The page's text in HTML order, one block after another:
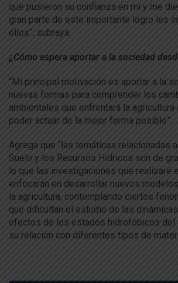
que pusieron su confianza en mí y me
gran parte de este importante logro les
ellos”, subraya.
¿Cómo espera aportar a la sociedad
“Mi principal motivación es aportar a la
nuevas formas para comprender los
ambientales que enfrentará la agricultura
poder actuar de la mejor forma posible”.
Agrega que “las temáticas relacionadas
Suelo y los Recursos Hídricos son de
lo que las investigaciones que realizaré
enfocarán en desarrollar nuevos
la agricultura, contemplando ciertos
que dificultan el estudio de las
efectos de los estados hidrofóbicos del
su relación con diferentes tipos de